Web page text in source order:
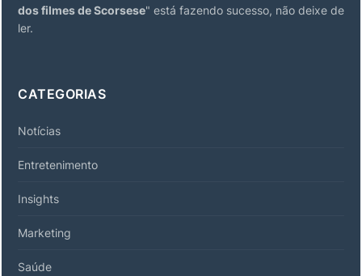
dos filmes de Scorsese" está fazendo sucesso, não deixe de
ler.
CATEGORIAS
Notícias
Entretenimento
Insights
Marketing
Saúde